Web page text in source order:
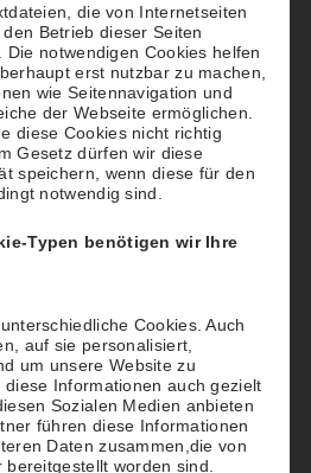
und freie Zeiten.
über einen späteren
[...]
für Ihre Gäste
einen besonderen
buchen Sie für Ihre Gäste
einen Tennisplatz beim
einen eigenen Account zu
die von Internetseiten
Betrieb dieser Seiten
notwendigen Cookies helfen
erst nutzbar zu machen,
wie Seitennavigation und
der Webseite ermöglichen.
diese Cookies nicht richtig
Gesetz dürfen wir diese
speichern, wenn diese für den
notwendig sind.
Typen benötigen wir Ihre
Cookies. Auch
auf sie personalisiert,
um unsere Website zu
Informationen auch gezielt
Sozialen Medien anbieten
führen diese Informationen
Daten zusammen,die von
worden sind.